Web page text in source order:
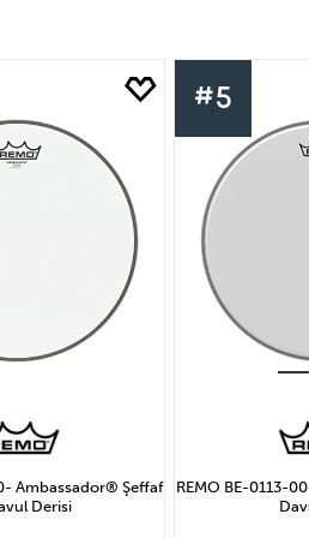
634₺ ile 951₺ Arası
Arası 1.585₺ ve Üzeri
Ambassador® Şeffaf
Derisi
#5
REMO BE-0113-